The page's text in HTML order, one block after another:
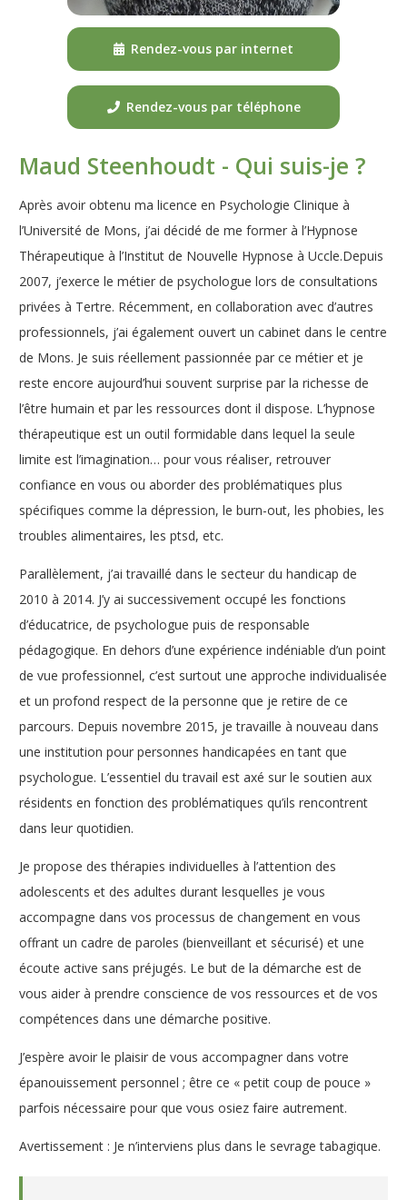
Maud Steenhoudt - Qui suis-je ?
Après avoir obtenu ma licence en Psychologie Clinique à
l’Université de Mons, j’ai décidé de me former à l’Hypnose
Thérapeutique à l’Institut de Nouvelle Hypnose à Uccle.Depuis
2007, j’exerce le métier de psychologue lors de consultations
privées à Tertre. Récemment, en collaboration avec d’autres
professionnels, j’ai également ouvert un cabinet dans le centre
de Mons. Je suis réellement passionnée par ce métier et je
reste encore aujourd’hui souvent surprise par la richesse de
l’être humain et par les ressources dont il dispose. L’hypnose
thérapeutique est un outil formidable dans lequel la seule
limite est l’imagination… pour vous réaliser, retrouver
confiance en vous ou aborder des problématiques plus
spécifiques comme la dépression, le burn-out, les phobies, les
troubles alimentaires, les ptsd, etc.
Parallèlement, j’ai travaillé dans le secteur du handicap de
2010 à 2014. J’y ai successivement occupé les fonctions
d’éducatrice, de psychologue puis de responsable
pédagogique. En dehors d’une expérience indéniable d’un point
de vue professionnel, c’est surtout une approche individualisée
et un profond respect de la personne que je retire de ce
parcours. Depuis novembre 2015, je travaille à nouveau dans
une institution pour personnes handicapées en tant que
psychologue. L’essentiel du travail est axé sur le soutien aux
résidents en fonction des problématiques qu’ils rencontrent
dans leur quotidien.
Je propose des thérapies individuelles à l’attention des
adolescents et des adultes durant lesquelles je vous
accompagne dans vos processus de changement en vous
offrant un cadre de paroles (bienveillant et sécurisé) et une
écoute active sans préjugés. Le but de la démarche est de
vous aider à prendre conscience de vos ressources et de vos
compétences dans une démarche positive.
J’espère avoir le plaisir de vous accompagner dans votre
épanouissement personnel ; être ce « petit coup de pouce »
parfois nécessaire pour que vous osiez faire autrement.
Avertissement : Je n’interviens plus dans le sevrage tabagique.
Rendez-vous par internet
Rendez-vous par téléphone